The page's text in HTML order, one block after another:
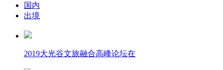
国内
出境
2019大光谷文旅融合高峰论坛在